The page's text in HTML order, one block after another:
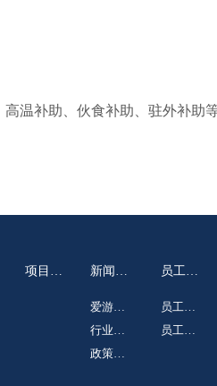
温补助、伙食补助、驻外补助
项目案
新闻动
爱游戏
平台
行业资
讯
政策法
员工天
员工心
语
员工风